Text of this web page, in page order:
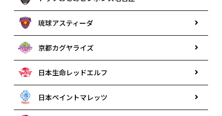
琉球アスティーダ
京都カグヤライズ
日本生命レッドエルフ
日本ペイントマレッツ